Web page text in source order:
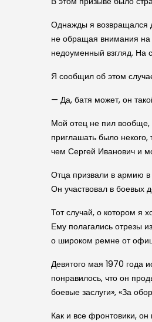
Однажды я возвращался
не обращая внимания на
недоуменный взгляд.
Я сообщил об этом
— Да, батя может, он
Мой отец не пил вообще,
приглашать было
чем Сергей Иванович и
Отца призвали в армию в
Он участвовал в боевых
Тот случай, о котором я
Ему полагались отрезы
о широком ремне от
Девятого мая 1970 года
понравилось, что он
боевые заслуги», «За
Как и все фронтовики,